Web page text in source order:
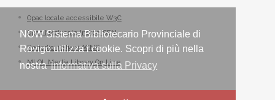
NOW Sistema Bibliotecario Provinciale di
Rovigo utilizza i cookie. Scopri di più nella
nostrainformativa sulla Privacy
Opac locale accessibile W3C
Opac Nazionale Indice SBN
Periodici italiani ACNP
MLOL Media Library On Line